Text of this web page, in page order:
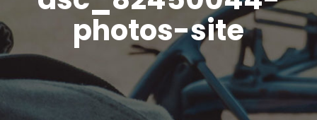
photos-site